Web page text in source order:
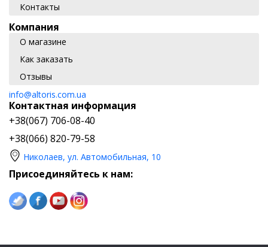
Контакты
Компания
О магазине
Как заказать
Отзывы
info@altoris.com.ua
Контактная информация
+38(067) 706-08-40
+38(066) 820-79-58
Николаев, ул. Автомобильная, 10
Присоединяйтесь к нам: